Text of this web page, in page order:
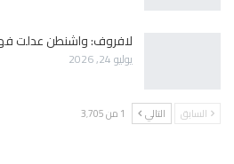
لافروف: واشنطن عدلت
يوليو 24, 2026
السابق التالي 1 من 3٬705